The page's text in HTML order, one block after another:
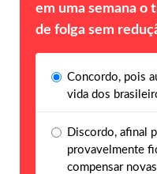
em uma semana o
de folga sem
Concordo, pois
vida dos
Discordo, afinal
provavelmente
compensar